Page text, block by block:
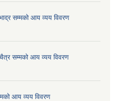
सम्मको आय व्यय विवरण
सम्मको आय व्यय विवरण
आय व्यय विवरण